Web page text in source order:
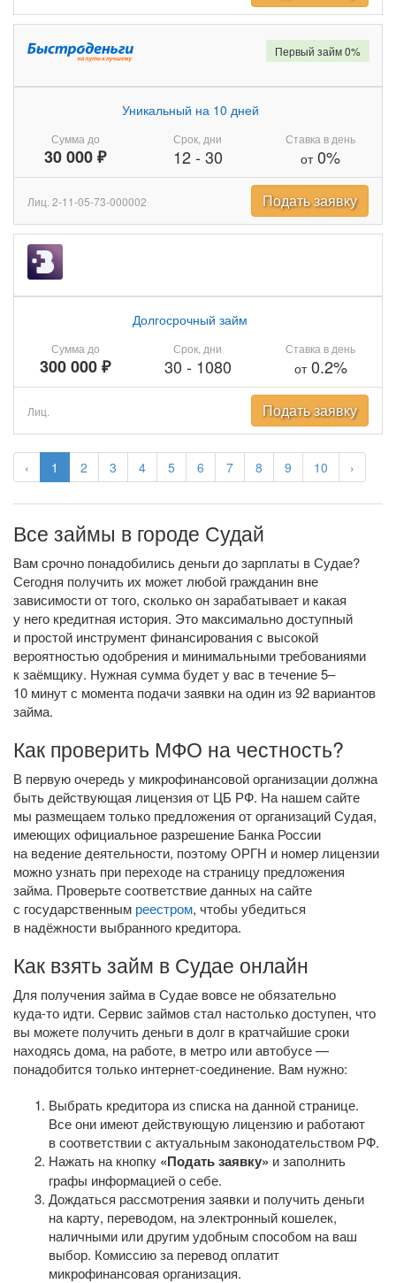
‹ 1 2 3 4 5 6 7 8 9 10 ›
Сумма до
30 000 ₽
Уникальный на 10 дней
Срок, дни
12- 30
Ставка в день
от0%
Первый займ 0%
Лиц. 2-11-05-73-000002 Подать заявку
Сумма до
300 000 ₽
Долгосрочный займ
Срок, дни
30 - 1080
Ставка в день
от0.2%
Лиц. Подать заявку
Все займы в городе Судай
Вам срочно понадобились деньги до зарплаты в Судае?
Сегодня получить их может любой гражданин вне
зависимости от того, сколько он зарабатывает и какая
у него кредитная история. Это максимально доступный
и простой инструмент финансирования с высокой
вероятностью одобрения и минимальными требованиями
к заёмщику. Нужная сумма будет у вас в течение 5–
10 минут с момента подачи заявки на один из 92 вариантов
займа.
Как проверить МФО на честность?
В первую очередь у микрофинансовой организации должна
быть действующая лицензия от ЦБ РФ. На нашем сайте
мы размещаем только предложения от организаций Судая,
имеющих официальное разрешение Банка России
на ведение деятельности, поэтому ОРГН и номер лицензии
можно узнать при переходе на страницу предложения
займа. Проверьте соответствие данных на сайте
с государственным реестром, чтобы убедиться
в надёжности выбранного кредитора.
Как взять займ в Судае онлайн
Для получения займа в Судае вовсе не обязательно
куда-то идти. Сервис займов стал настолько доступен, что
вы можете получить деньги в долг в кратчайшие сроки
находясь дома, на работе, в метро или автобусе —
понадобится только интернет-соединение. Вам нужно:
Выбрать кредитора из списка на данной странице.
Все они имеют действующую лицензию и работают
в соответствии с актуальным законодательством РФ.
Нажать на кнопку «Подать заявку» и заполнить
графы информацией о себе.
Дождаться рассмотрения заявки и получить деньги
на карту, переводом, на электронный кошелек,
наличными или другим удобным способом на ваш
выбор. Комиссию за перевод оплатит
микрофинансовая организация.